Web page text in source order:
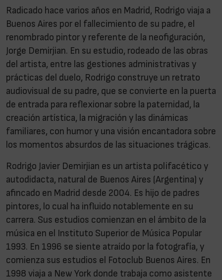
Radicado hace varios años en Madrid, Rodrigo viaja a
Buenos Aires por el fallecimiento de su padre, el
renombrado pintor y referente de la neofiguración,
Jorge Demirjian. En su estudio, rodeado de las obras
del artista, entre las gestiones administrativas y
prácticas del duelo, Rodrigo construye un retrato
audiovisual de su padre, que se convierte en la puerta
de entrada para reflexionar sobre la paternidad, la
creación artística, la migración y las dinámicas
familiares, con humor y una visión encantadora sobre
los momentos absurdos de las situaciones trágicas.
Rodrigo Javier Demirjian es un artista polifacético y
autodidacta, natural de Buenos Aires (Argentina) y
afincado en Madrid desde 2004. Es hijo de padres
pintores, lo cual ha influido notablemente en su
carrera. Sus estudios comienzan en el ámbito de la
música en el Instituto Superior de Música Popular
1993. En 1996 se siente atraído por la fotografía, y
comienza sus estudios el Fotoclub Buenos Aires. En
1998 viaja a New York donde trabaja como asistente